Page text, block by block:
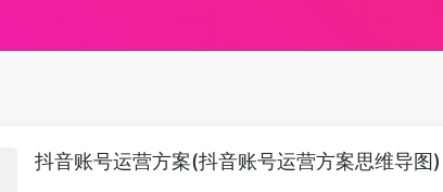
抖音账号运营方案(抖音账号运营方案思维导图)